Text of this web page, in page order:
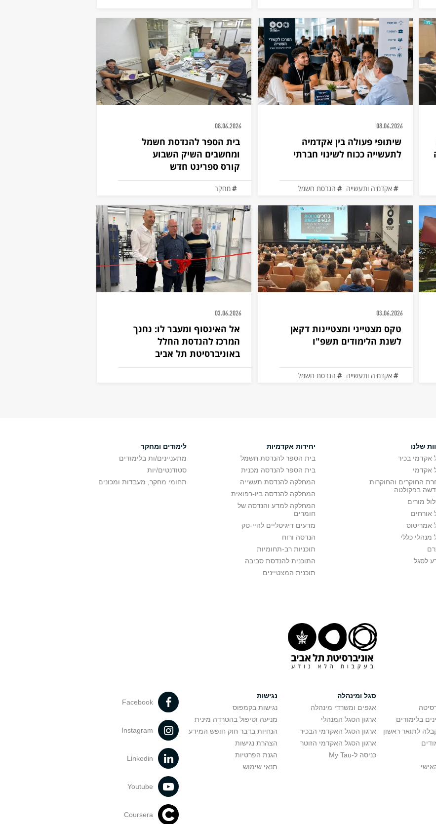
08.06.2026
שיתופי פעולה בין אקדמיה
לתעשייה ככוח לשינוי חברתי
אקדמיה ותעשייה הנדסת חשמל
08.06.2026
בית הספר להנדסת חשמל
ומחשבים השיק השבוע
קורס ספרינט חדש
מחקר
03.06.2026
טקס מצטייני ומצטיינות דקאן
לשנת הלימודים תשפ"ו
אקדמיה ותעשייה הנדסת חשמל
03.06.2026
אל האינסוף ומעבר לו: נחנך
המרכז להנדסת החלל
באוניברסיטת תל אביב
שלנו
אקדמי בכיר
אקדמי
החוקרים והחוקרות
בפקולטה
מורים
אורחים
אמריטוס
מנהלי כללי
לסגל
יחידות אקדמיות
בית הספר להנדסת חשמל
בית הספר להנדסה מכנית
המחלקה להנדסת תעשייה
המחלקה להנדסה ביו-רפואית
המחלקה למדע והנדסה של
חומרים
מדעים דיגיטליים להיי-טק
הנדסה ורוח
תוכניות רב-תחומיות
התוכנית להנדסת סביבה
תוכנית המצטיינים
לימודים ומחקר
מתעניינים/ות בלימודים
סטודנטים/יות
תחומי מחקר, מעבדות ומכונים
בלימודים
לתואר ראשון
סגל ומינהלה
אגפים ומשרדי מינהלה
ארגון הסגל המנהלי
ארגון הסגל האקדמי הבכיר
ארגון הסגל האקדמי הזוטר
כניסה ל-My Tau
נגישות
נגישות בקמפוס
מניעה וטיפול בהטרדה מינית
הנחיות בדבר חוק חופש המידע
הצהרת נגישות
הגנת הפרטיות
תנאי שימוש
Facebook
Instagram
Linkedin
Youtube
Coursera